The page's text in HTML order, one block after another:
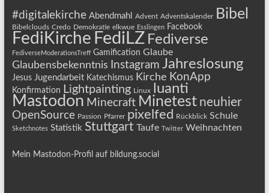
#digitalekirche Abendmahl Advent Adventskalender Bibel
Bibelclouds Credo Demokratie elkwue Esslingen Facebook
FediKirche FediLZ Fediverse
FediverseModerationsTreff Gamification Glaube
Glaubensbekenntnis Instagram Jahreslosung
Jesus Jugendarbeit Katechismus Kirche KonApp
Konfirmation Lightpainting Linux luanti
Mastodon Minecraft Minetest neuhier
OpenSource Passion Pfarrer pixelfed Rückblick Schule
Sketchnotes Statistik Stuttgart Taufe Twitter Weihnachten
Mein Mastodon-Profil auf bildung.social